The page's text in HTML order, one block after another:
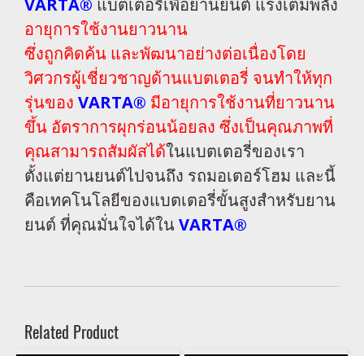
VARTA® แบตเตอรี่เพื่อยานยนต์ แรงเต็มพลัง
อายุการใช้งานยาวนาน
ซึ่งถูกคิดค้น และพัฒนาอย่างต่อเนื่องโดย
วิศวกรผู้เชี่ยวชาญด้านแบตเตอรี่ จนทำให้ทุก
รุ่นของ VARTA® มีอายุการใช้งานที่ยาวนาน
ขึ้น อัตราการผุกร่อนน้อยลง ซึ่งเป็นคุณภาพที่
คุณสามารถสัมผัสได้ในแบตเตอรี่ของเรา
ตั้งแต่ยานยนต์ไปจนถึง รถมอเตอร์โฮม และนี้
คือเทคโนโลยีของแบตเตอรี่ขั้นสูงสำหรับยาน
ยนต์ ที่คุณมั่นใจได้ในVARTA®
Related Product